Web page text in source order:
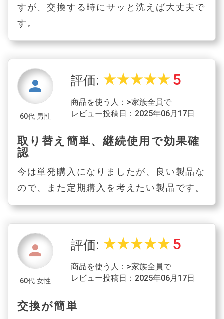
すが、交換する時にサッと洗えば大丈夫で
す。
person
60代 男性
評価: star_ratestar_ratestar_ratestar_ratestar_rate 5
商品を使う人：>家族全員で
レビュー投稿日：2025年06月17日
取り替え簡単、継続使用で効果確
認
今は単発購入になりましたが、良い製品な
ので、また定期購入を考えたい製品です。
person
60代 女性
評価: star_ratestar_ratestar_ratestar_ratestar_rate 5
商品を使う人：>家族全員で
レビュー投稿日：2025年06月17日
交換が簡単